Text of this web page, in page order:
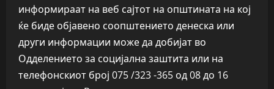
информираат на веб сајтот на општината на кој
ќе биде објавено соопштението денеска или
други информации може да добијат во
Одделението за социјална заштита или на
телефонскиот број 075 /323 -365 од 08 до 16